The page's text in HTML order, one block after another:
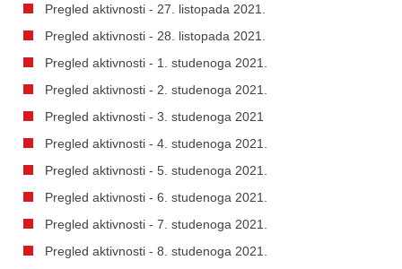
Pregled aktivnosti - 27. listopada 2021.
Pregled aktivnosti - 28. listopada 2021.
Pregled aktivnosti - 1. studenoga 2021.
Pregled aktivnosti - 2. studenoga 2021.
Pregled aktivnosti - 3. studenoga 2021
Pregled aktivnosti - 4. studenoga 2021.
Pregled aktivnosti - 5. studenoga 2021.
Pregled aktivnosti - 6. studenoga 2021.
Pregled aktivnosti - 7. studenoga 2021.
Pregled aktivnosti - 8. studenoga 2021.